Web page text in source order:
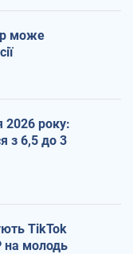
може
2026 року:
з 6,5 до 3
TikTok
на молодь